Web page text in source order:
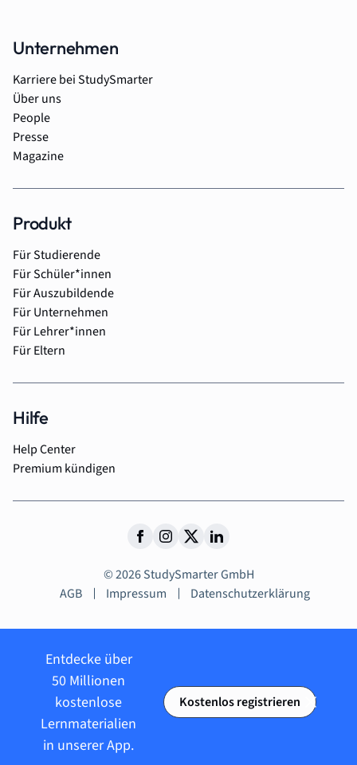
Unternehmen
Karriere bei StudySmarter
Über uns
People
Presse
Magazine
Produkt
Für Studierende
Für Schüler*innen
Für Auszubildende
Für Unternehmen
Für Lehrer*innen
Für Eltern
Hilfe
Help Center
Premium kündigen
© 2026 StudySmarter GmbH
AGB
Impressum Datenschutzerklärung
Entdecke über
50 Millionen
kostenlose
Lernmaterialien
in unserer App.
Kostenlos registrieren